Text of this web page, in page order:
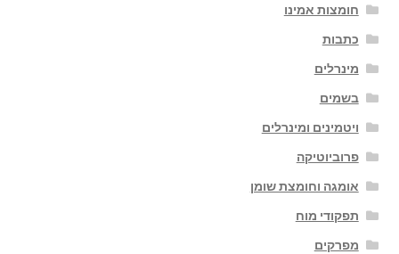
חומצות אמינו
כתבות
מינרלים
בשמים
ויטמינים ומינרלים
פרוביוטיקה
אומגה וחומצת שומן
תפקודי מוח
מפרקים